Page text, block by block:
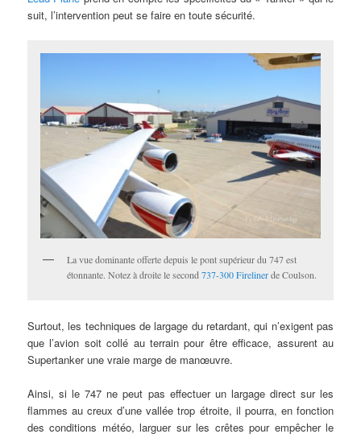
suit, l’intervention peut se faire en toute sécurité.
La vue dominante offerte depuis le pont supérieur du 747 est
étonnante. Notez à droite le second737-300 Firelinerde Coulson.
Surtout, les techniques de largage du retardant, qui n’exigent pas
que l’avion soit collé au terrain pour être efficace, assurent au
Supertanker une vraie marge de manœuvre.
Ainsi, si le 747 ne peut pas effectuer un largage direct sur les
flammes au creux d’une vallée trop étroite, il pourra, en fonction
des conditions météo, larguer sur les crêtes pour empêcher le